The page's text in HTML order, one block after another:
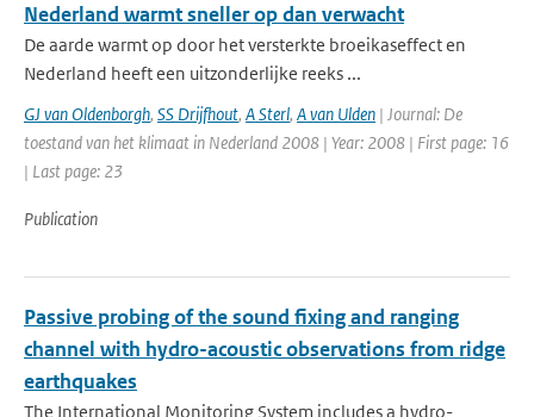
Nederland warmt sneller op dan verwacht
De aarde warmt op door het versterkte broeikaseffect en
Nederland heeft een uitzonderlijke reeks ...
GJ van Oldenborgh, SS Drijfhout, A Sterl, A van Ulden | Journal: De
toestand van het klimaat in Nederland 2008 | Year: 2008 | First page: 16
| Last page: 23
Publication
Passive probing of the sound fixing and ranging
channel with hydro-acoustic observations from ridge
earthquakes
The International Monitoring System includes a hydro-